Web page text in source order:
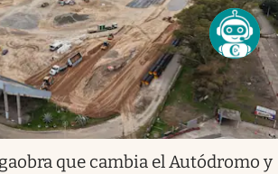
que cambia el Autódromo y